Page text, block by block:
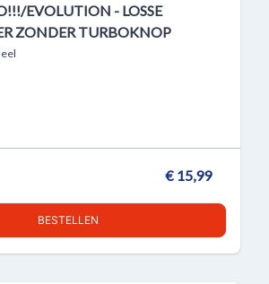
EVOLUTION - LOSSE
ZONDER TURBOKNOP
€ 15,99
BESTELLEN